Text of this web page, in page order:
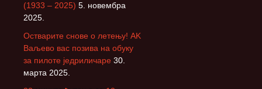
(1933 – 2025) 5. новембра
2025.
Остварите снове о летењу! АK
Ваљево вас позива на обуку
за пилоте једриличаре 30.
марта 2025.